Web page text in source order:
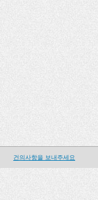
건의사항을 보내주세요